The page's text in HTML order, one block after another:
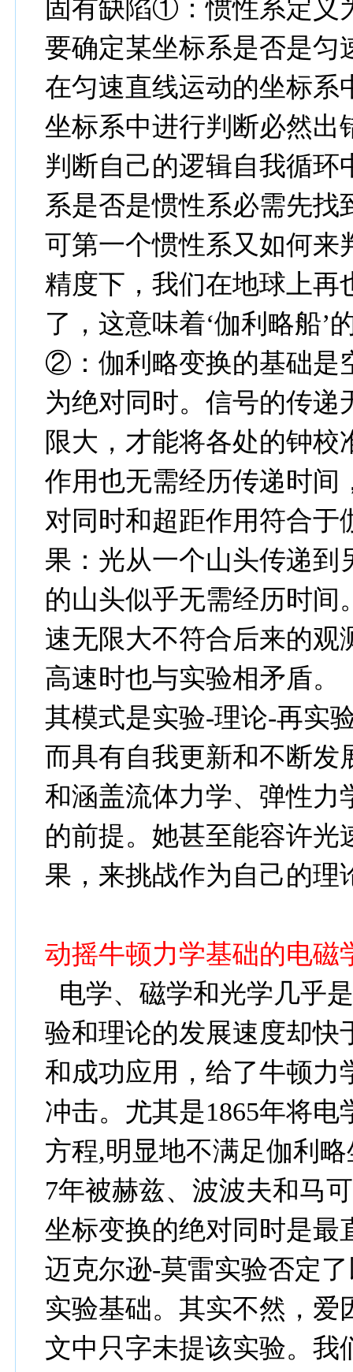
固有缺陷① ：惯性系定
要确定某坐标系是否是匀
在匀速直线运动的坐标系
坐标系中进行判断必然出
判断自己的逻辑自我循环
系是否是惯性系必需先
可第一个惯性系又如何来
精度下，我们在地球上再
了，这意味着‘伽利略船’
② ：伽利略变换的基础
为绝对同时。信号的传递
限大，才能将各处的钟
作用也无需经历传递时间
对同时和超距作用符合于
果：光从一个山头传递到
的山头似乎无需经历时间
速无限大不符合后来的观
高速时也与实验相矛盾。
其模式是实验-理论-再实
而具有自我更新和不断发
和涵盖流体力学、弹性力
的前提。她甚至能容许光
果，来挑战作为自己的理
动摇牛顿力学基础的电磁
电学、磁学和光学几乎
验和理论的发展速度却快
和成功应用，给了牛顿力
冲击。尤其是1865年将电
方程,明显地不满足伽利
7年被赫兹、波波夫和马
坐标变换的绝对同时是最
迈克尔逊-莫雷实验否定
实验基础。其实不然，爱
文中只字未提该实验。我